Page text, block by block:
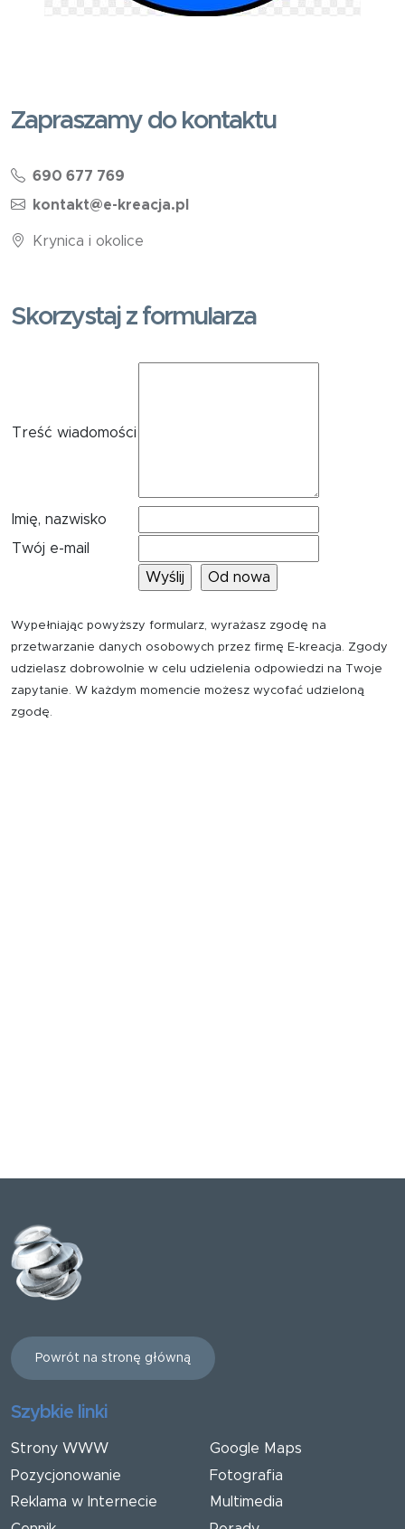
Zapraszamy do kontaktu
690 677 769
kontakt@e-kreacja.pl
Krynica i okolice
Skorzystaj z formularza
Treść wiadomości
Imię, nazwisko
Twój e-mail
Wypełniając powyższy formularz, wyrażasz zgodę na
przetwarzanie danych osobowych przez firmę E-kreacja. Zgody
udzielasz dobrowolnie w celu udzielenia odpowiedzi na Twoje
zapytanie. W każdym momencie możesz wycofać udzieloną
zgodę.
Powrót na stronę główną
Szybkie linki
Strony WWW
Pozycjonowanie
Reklama w Internecie
Google Maps
Fotografia
Multimedia